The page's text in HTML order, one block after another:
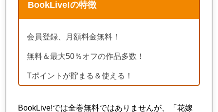
BookLive!の特徴
会員登録、月額料金無料！
無料＆最大50％オフの作品多数！
Tポイントが貯まる＆使える！
BookLive!では全巻無料ではありませんが、「花嫁